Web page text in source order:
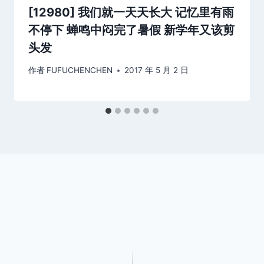
[12980] 我们就一天天长大 记忆里有雨
不停下 蝉鸣中闷完了暑假 新学年又该剪
头发
作者 FUFUCHENCHEN 2017 年 5 月 2 日